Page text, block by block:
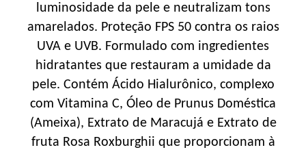
luminosidade da pele e neutralizam tons
amarelados. Proteção FPS 50 contra os raios
UVA e UVB. Formulado com ingredientes
hidratantes que restauram a umidade da
pele. Contém Ácido Hialurônico, complexo
com Vitamina C, Óleo de Prunus Doméstica
(Ameixa), Extrato de Maracujá e Extrato de
fruta Rosa Roxburghii que proporcionam à